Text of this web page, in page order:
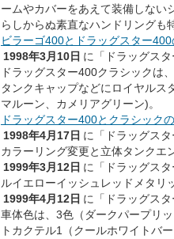
ームやカバーをあえて装備しない
らしからぬ素直なハンドリングも
ビラーゴ400とドラッグスター400
1998年3月10日 に「ドラッグスタ
ドラッグスター400クラシックは
タンクキャップなどにロイヤルス
マルーン、カメリアグリーン)。
ドラッグスター400とクラシック
1998年4月17日 に「ドラッグスタ
カラーリング変更と立体タンクエ
1999年3月12日 に「ドラッグス
ルイエローイッシュレッドメタリ
1999年4月12日 に「ドラッグスタ
車体色は、3色（ダークパープリ
トカクテル1（クールホワイトバー